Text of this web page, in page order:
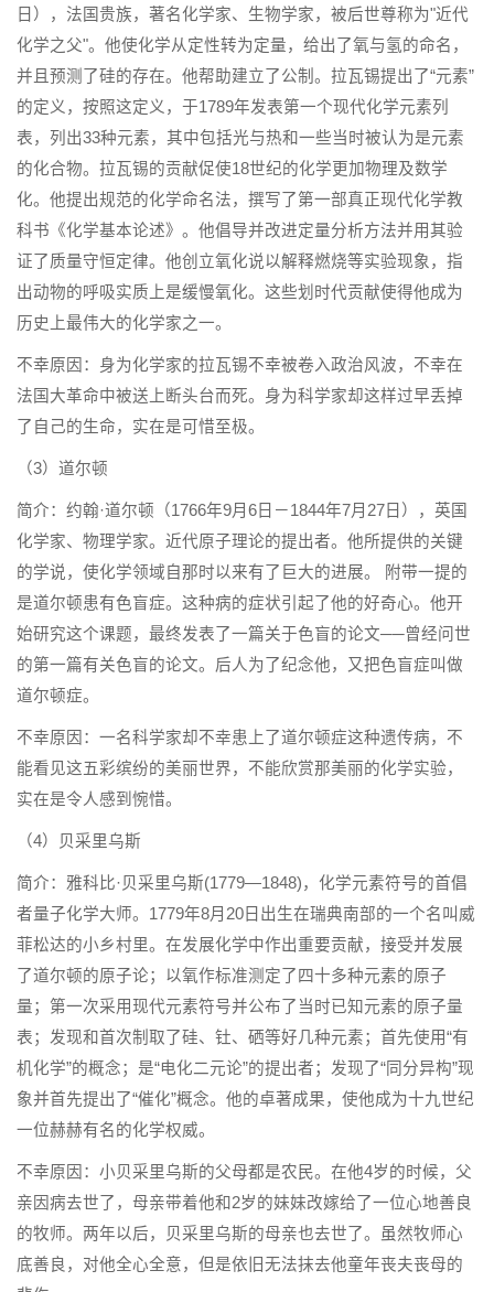
日），法国贵族，著名化学家、生物学家，被后世尊称为"近代
化学之父"。他使化学从定性转为定量，给出了氧与氢的命名，
并且预测了硅的存在。他帮助建立了公制。拉瓦锡提出了“元素”
的定义，按照这定义，于1789年发表第一个现代化学元素列
表，列出33种元素，其中包括光与热和一些当时被认为是元素
的化合物。拉瓦锡的贡献促使18世纪的化学更加物理及数学
化。他提出规范的化学命名法，撰写了第一部真正现代化学教
科书《化学基本论述》。他倡导并改进定量分析方法并用其验
证了质量守恒定律。他创立氧化说以解释燃烧等实验现象，指
出动物的呼吸实质上是缓慢氧化。这些划时代贡献使得他成为
历史上最伟大的化学家之一。
不幸原因：身为化学家的拉瓦锡不幸被卷入政治风波，不幸在
法国大革命中被送上断头台而死。身为科学家却这样过早丢掉
了自己的生命，实在是可惜至极。
（3）道尔顿
简介：约翰·道尔顿（1766年9月6日－1844年7月27日），英国
化学家、物理学家。近代原子理论的提出者。他所提供的关键
的学说，使化学领域自那时以来有了巨大的进展。 附带一提的
是道尔顿患有色盲症。这种病的症状引起了他的好奇心。他开
始研究这个课题，最终发表了一篇关于色盲的论文──曾经问世
的第一篇有关色盲的论文。后人为了纪念他，又把色盲症叫做
道尔顿症。
不幸原因：一名科学家却不幸患上了道尔顿症这种遗传病，不
能看见这五彩缤纷的美丽世界，不能欣赏那美丽的化学实验，
实在是令人感到惋惜。
（4）贝采里乌斯
简介：雅科比·贝采里乌斯(1779—1848)，化学元素符号的首倡
者量子化学大师。1779年8月20日出生在瑞典南部的一个名叫威
菲松达的小乡村里。在发展化学中作出重要贡献，接受并发展
了道尔顿的原子论；以氧作标准测定了四十多种元素的原子
量；第一次采用现代元素符号并公布了当时已知元素的原子量
表；发现和首次制取了硅、钍、硒等好几种元素；首先使用“有
机化学”的概念；是“电化二元论”的提出者；发现了“同分异构”现
象并首先提出了“催化”概念。他的卓著成果，使他成为十九世纪
一位赫赫有名的化学权威。
不幸原因：小贝采里乌斯的父母都是农民。在他4岁的时候，父
亲因病去世了，母亲带着他和2岁的妹妹改嫁给了一位心地善良
的牧师。两年以后，贝采里乌斯的母亲也去世了。虽然牧师心
底善良，对他全心全意，但是依旧无法抹去他童年丧夫丧母的